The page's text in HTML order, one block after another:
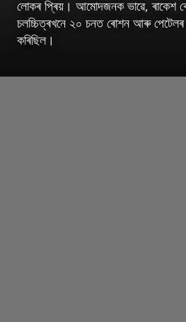
লোকৰ প্ৰিয়। আমোদজনক ভাৱে, ৰাকেশ
চলচ্চিত্ৰখনে ২০ চনত ৰোশন আৰু পেটেলৰ
কৰিছিল।